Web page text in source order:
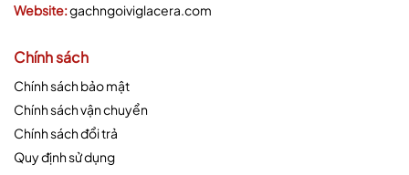
Website:gachngoiviglacera.com
Chính sách
Chính sách bảo mật
Chính sách vận chuyển
Chính sách đổi trả
Quy định sử dụng